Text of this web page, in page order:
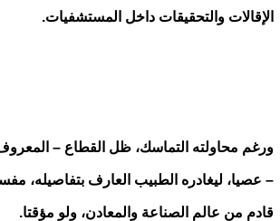
الإقالات والتحقيقات داخل المستشفيات.
ورغم محاولته التماسك، ظل القطاع –
– عصيا، ليغادره الطبيب العارف بتفاصيله،
قادم من عالم الصناعة والمعادن، ولو مؤقتا.